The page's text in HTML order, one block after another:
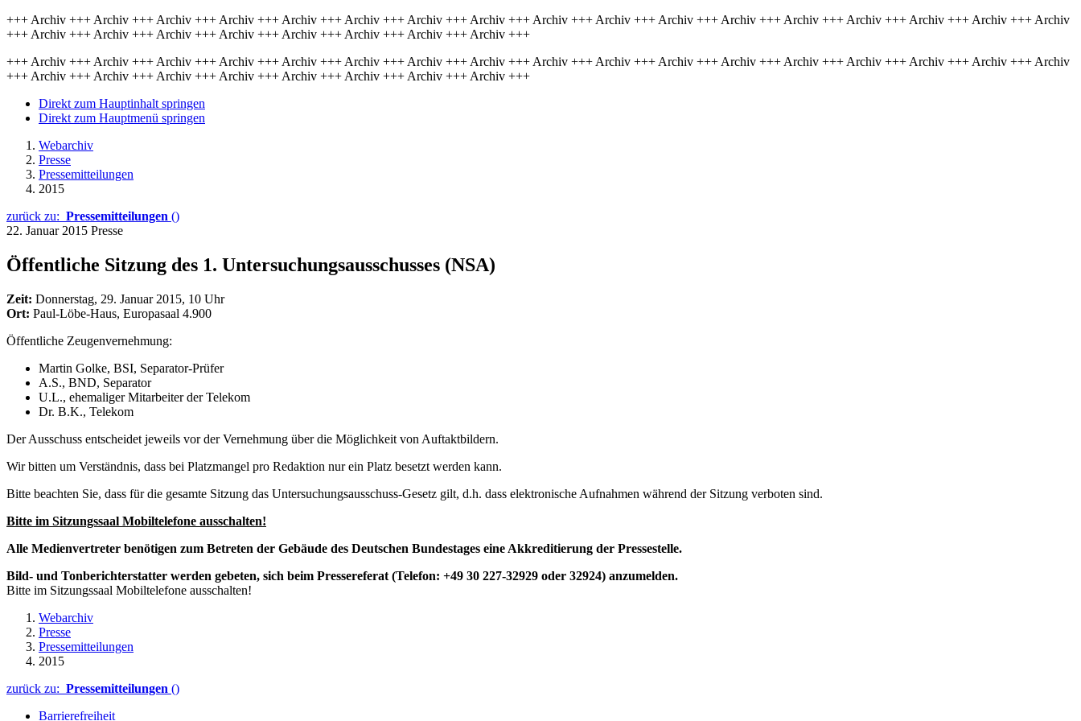
+++ Archiv +++ Archiv +++ Archiv +++ Archiv +++ Archiv +++ Archiv +++ Archiv +++ Archiv +++ Archiv +++ Archiv +++ Archiv +++ Archiv +++ Archiv +++ Archiv +++ Archiv +++ Archiv +++ Archiv
+++ Archiv +++ Archiv +++ Archiv +++ Archiv +++ Archiv +++ Archiv +++ Archiv +++ Archiv +++
+++ Archiv +++ Archiv +++ Archiv +++ Archiv +++ Archiv +++ Archiv +++ Archiv +++ Archiv +++ Archiv +++ Archiv +++ Archiv +++ Archiv +++ Archiv +++ Archiv +++ Archiv +++ Archiv +++ Archiv
+++ Archiv +++ Archiv +++ Archiv +++ Archiv +++ Archiv +++ Archiv +++ Archiv +++ Archiv +++
Direkt zum Hauptinhalt springen
Direkt zum Hauptmenü springen
Webarchiv
Presse
Pressemitteilungen
2015
zurück zu: Pressemitteilungen ()
22. Januar 2015 Presse
Öffentliche Sitzung des 1. Untersuchungsausschusses (NSA)
Zeit: Donnerstag, 29. Januar 2015, 10 Uhr
Ort: Paul-Löbe-Haus, Europasaal 4.900
Öffentliche Zeugenvernehmung:
Martin Golke, BSI, Separator-Prüfer
A.S., BND, Separator
U.L., ehemaliger Mitarbeiter der Telekom
Dr. B.K., Telekom
Der Ausschuss entscheidet jeweils vor der Vernehmung über die Möglichkeit von Auftaktbildern.
Wir bitten um Verständnis, dass bei Platzmangel pro Redaktion nur ein Platz besetzt werden kann.
Bitte beachten Sie, dass für die gesamte Sitzung das Untersuchungsausschuss-Gesetz gilt, d.h. dass elektronische Aufnahmen während der Sitzung verboten sind.
Bitte im Sitzungssaal Mobiltelefone ausschalten!
Alle Medienvertreter benötigen zum Betreten der Gebäude des Deutschen Bundestages eine Akkreditierung der Pressestelle.
Bild- und Tonberichterstatter werden gebeten, sich beim Pressereferat (Telefon: +49 30 227-32929 oder 32924) anzumelden.
Bitte im Sitzungssaal Mobiltelefone ausschalten!
Webarchiv
Presse
Pressemitteilungen
2015
zurück zu: Pressemitteilungen ()
Barrierefreiheit